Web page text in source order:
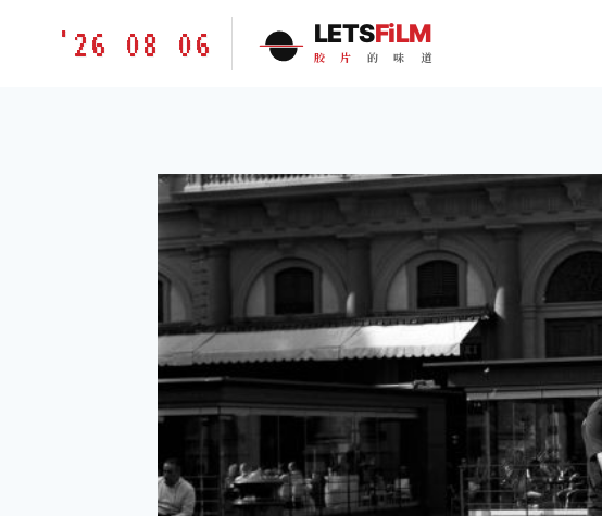
胶'26 08 06 LETSFiLM
胶 片 的 味 道